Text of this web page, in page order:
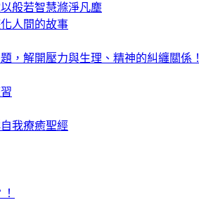
般若智慧滌淨凡塵
人間的故事
，解開壓力與生理、精神的糾纏關係！
我療癒聖經